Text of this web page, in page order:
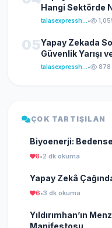
Hangi Sektörde
•
05Yapay Zekada
Güvenlik Yarışı
• 878
ÇOK TARTIŞILAN
Biyoenerji:
8•2 dk okuma
Yapay Zekâ
6•3 dk okuma
Yıldırımhan’ın
Manifestosu